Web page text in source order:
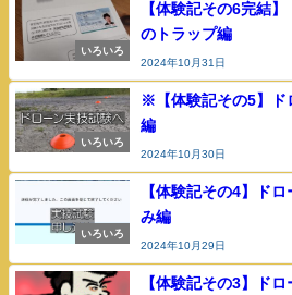
いろいろ
【体験記その6完結
のトラップ編
2024年10月31日
いろいろ
※【体験記その5】ド
編
2024年10月30日
いろいろ
【体験記その4】ド
み編
2024年10月29日
【体験記その3】ド